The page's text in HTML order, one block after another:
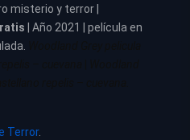
misterio y terror |
| Año 2021 | película en
Terror.